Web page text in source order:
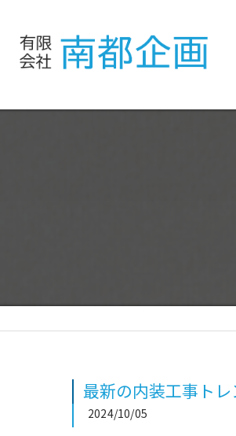
最新の内装工事トレ
2024/10/05